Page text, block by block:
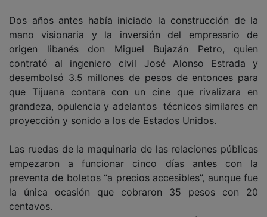
Dos años antes había iniciado la construcción de la
mano visionaria y la inversión del empresario de
origen libanés don Miguel Bujazán Petro, quien
contrató al ingeniero civil José Alonso Estrada y
desembolsó 3.5 millones de pesos de entonces para
que Tijuana contara con un cine que rivalizara en
grandeza, opulencia y adelantos técnicos similares en
proyección y sonido a los de Estados Unidos.
Las ruedas de la maquinaria de las relaciones públicas
empezaron a funcionar cinco días antes con la
preventa de boletos “a precios accesibles”, aunque fue
la única ocasión que cobraron 35 pesos con 20
centavos.